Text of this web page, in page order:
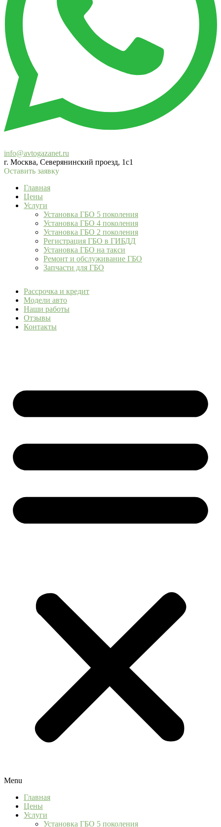
info@avtogazanet.ru
г. Москва, Северянинский проезд, 1с1
Оставить заявку
Главная
Цены
Услуги
Установка ГБО 5 поколения
Установка ГБО 4 поколения
Установка ГБО 2 поколения
Регистрация ГБО в ГИБДД
Установка ГБО на такси
Ремонт и обслуживание ГБО
Запчасти для ГБО
Рассрочка и кредит
Модели авто
Наши работы
Отзывы
Контакты
Menu
Главная
Цены
Услуги
Установка ГБО 5 поколения